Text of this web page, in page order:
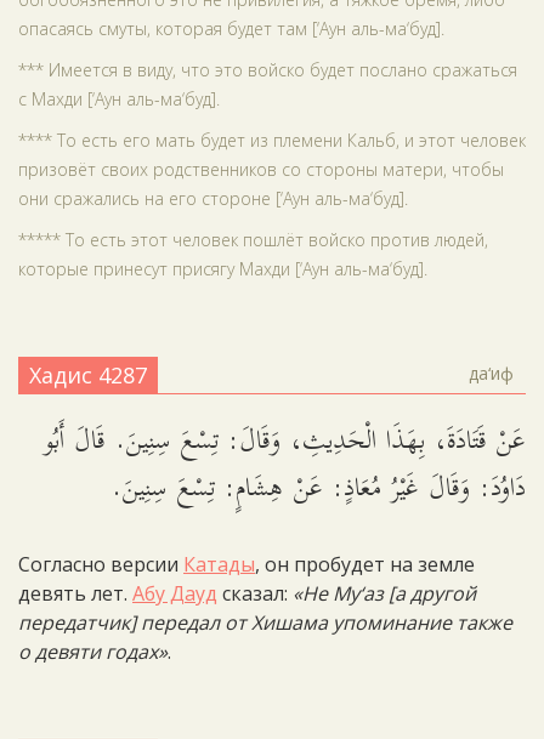
опасаясь смуты, которая будет там [‘Аун аль-ма‘буд].
*** Имеется в виду, что это войско будет послано сражаться
с Махди [‘Аун аль-ма‘буд].
**** То есть его мать будет из племени Кальб, и этот человек
призовёт своих родственников со стороны матери, чтобы
они сражались на его стороне [‘Аун аль-ма‘буд].
***** То есть этот человек пошлёт войско против людей,
которые принесут присягу Махди [‘Аун аль-ма‘буд].
Хадис 4287 да‘иф
عَنْ قَتَادَةَ، بِهَذَا الْحَدِيثِ، وَقَالَ: تِسْعَ سِنِينَ. قَالَ أَبُو
دَاوُدَ: وَقَالَ غَيْرُ مُعَاذٍ: عَنْ هِشَامٍ: تِسْعَ سِنِينَ.
Согласно версии Катады, он пробудет на земле
девять лет. Абу Дауд сказал: «Не Му‘аз [а другой
передатчик] передал от Хишама упоминание также
о девяти годах».